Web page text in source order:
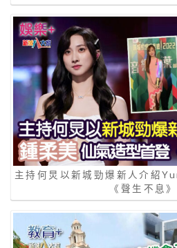
主持何炅以新城勁爆新人介紹
《聲生不息